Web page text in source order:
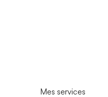
Mes services